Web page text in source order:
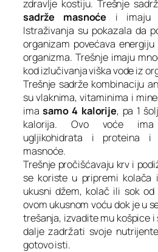
zdravlje kostiju. Trešnje
sadrže masnoće i
Istraživanja su pokazala da
organizam povećava
organizma. Trešnje imaju
kod izlučivanja viška vode iz
Trešnje sadrže kombinaciju
su vlaknima, vitaminima i
imasamo 4 kalorije, pa 1
kalorija. Ovo voće ima
ugljikohidrata i proteina i
masnoće.
Trešnje pročišćavaju krv i
se koriste u pripremi kolača
ukusni džem, kolač ili sok
ovom ukusnom voću dok je u
trešanja, izvadite mu košpice i
dalje zadržati svoje
gotovo isti.